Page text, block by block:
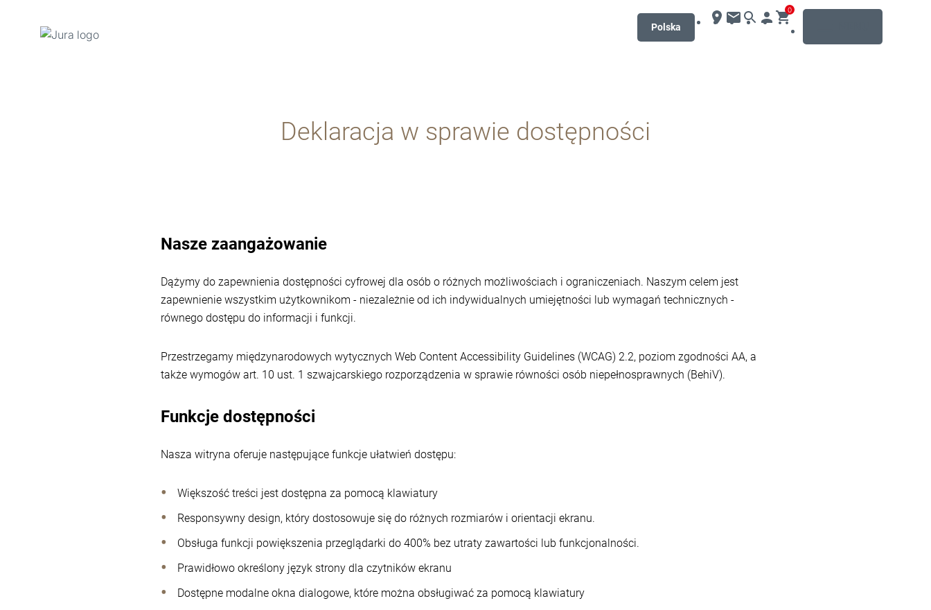
Polska
0
Deklaracja w sprawie dostępności
Nasze zaangażowanie
Dążymy do zapewnienia dostępności cyfrowej dla osób o różnych możliwościach i ograniczeniach. Naszym celem jest
zapewnienie wszystkim użytkownikom - niezależnie od ich indywidualnych umiejętności lub wymagań technicznych -
równego dostępu do informacji i funkcji.
Przestrzegamy międzynarodowych wytycznych Web Content Accessibility Guidelines (WCAG) 2.2, poziom zgodności AA, a
także wymogów art. 10 ust. 1 szwajcarskiego rozporządzenia w sprawie równości osób niepełnosprawnych (BehiV).
Funkcje dostępności
Nasza witryna oferuje następujące funkcje ułatwień dostępu:
Większość treści jest dostępna za pomocą klawiatury
Responsywny design, który dostosowuje się do różnych rozmiarów i orientacji ekranu.
Obsługa funkcji powiększenia przeglądarki do 400% bez utraty zawartości lub funkcjonalności.
Prawidłowo określony język strony dla czytników ekranu
Dostępne modalne okna dialogowe, które można obsługiwać za pomocą klawiatury